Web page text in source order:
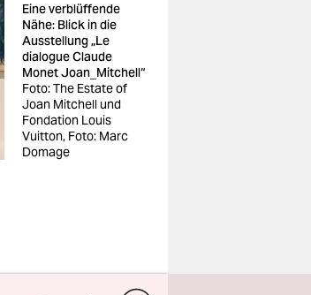
Eine verblüffende
Nähe: Blick in die
Ausstellung „Le
dialogue Claude
Monet Joan_Mitchell“
Foto: The Estate of
Joan Mitchell und
Fondation Louis
Vuitton, Foto: Marc
Domage